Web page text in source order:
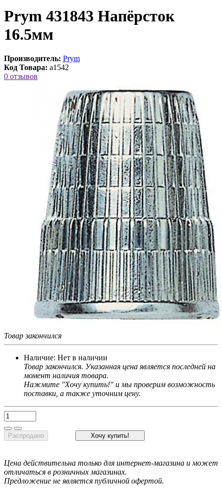
Prym 431843 Напёрсток
16.5мм
Производитель: Prym
Код Товара: a1542
0 отзывов
Товар закончился
Наличие: Нет в наличии
Товар закончился. Указанная цена является последней на
момент наличия товара.
Нажмите "Хочу купить!" и мы проверим возможность
поставки, а также уточним цену.
Распродано Хочу купить!
Цена действительна только для интернет-магазина и может
отличаться в розничных магазинах.
Предложение не является публичной офертой.